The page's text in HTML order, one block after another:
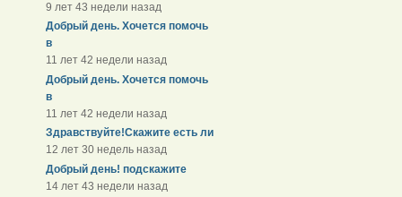
9 лет 43 недели назад
Добрый день. Хочется помочь
в
11 лет 42 недели назад
Добрый день. Хочется помочь
в
11 лет 42 недели назад
Здравствуйте!Скажите есть ли
12 лет 30 недель назад
Добрый день! подскажите
14 лет 43 недели назад